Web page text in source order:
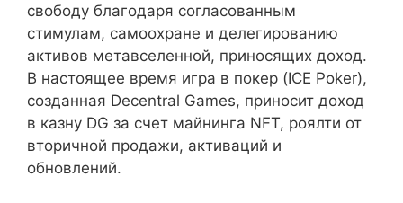
свободу благодаря согласованным
стимулам, самоохране и делегированию
активов метавселенной, приносящих доход.
В настоящее время игра в покер (ICE Poker),
созданная Decentral Games, приносит доход
в казну DG за счет майнинга NFT, роялти от
вторичной продажи, активаций и
обновлений.